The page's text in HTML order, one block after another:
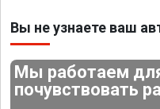
Вы не узнаете ваш
Мы работаем
почувствовать